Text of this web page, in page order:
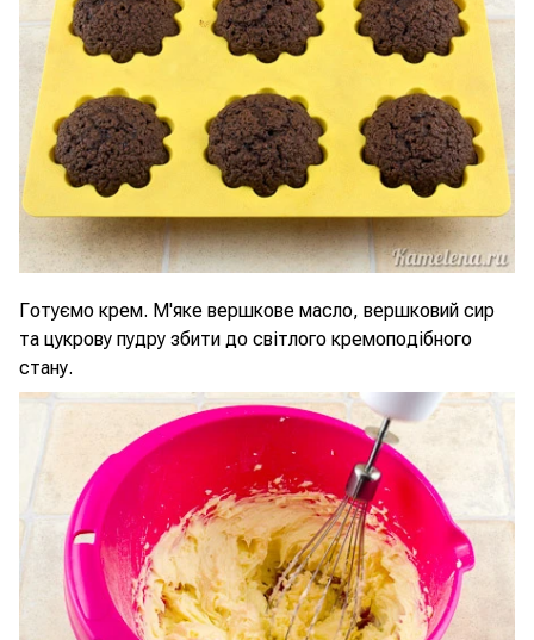
Готуємо крем. М'яке вершкове масло, вершковий сир
та цукрову пудру збити до світлого кремоподібного
стану.